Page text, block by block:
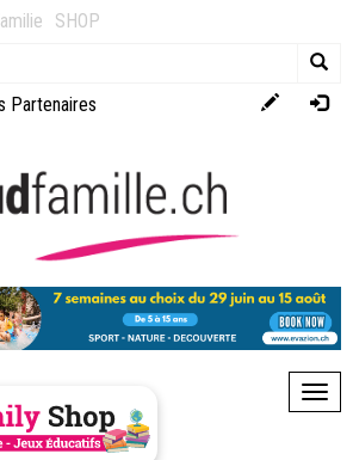
SHOP
Partenaires